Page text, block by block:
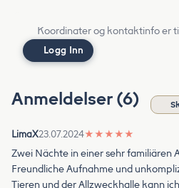
Koordinater og kontaktinfo er
Logg Inn
Anmeldelser (6)
LimaX23.07.2024★ ★ ★ ★ ★
Zwei Nächte in einer sehr familiären
Freundliche Aufnahme und
Tieren und der Allzweckhalle kann